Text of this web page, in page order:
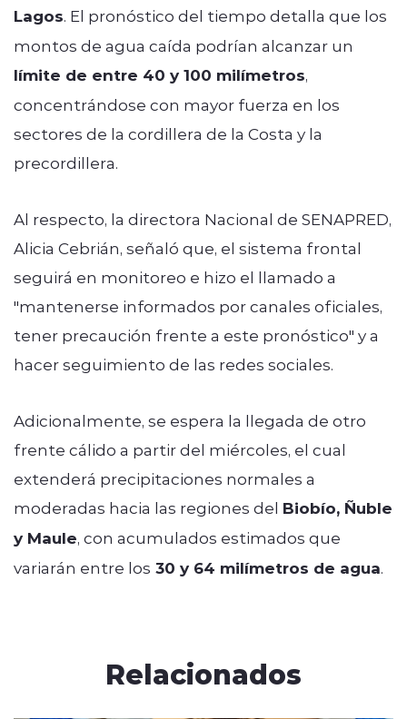
Lagos. El pronóstico del tiempo detalla que los
montos de agua caída podrían alcanzar un
límite de entre 40 y 100 milímetros,
concentrándose con mayor fuerza en los
sectores de la cordillera de la Costa y la
precordillera.
Al respecto, la directora Nacional de SENAPRED,
Alicia Cebrián, señaló que, el sistema frontal
seguirá en monitoreo e hizo el llamado a
"mantenerse informados por canales oficiales,
tener precaución frente a este pronóstico" y a
hacer seguimiento de las redes sociales.
Adicionalmente, se espera la llegada de otro
frente cálido a partir del miércoles, el cual
extenderá precipitaciones normales a
moderadas hacia las regiones del Biobío, Ñuble
y Maule, con acumulados estimados que
variarán entre los 30 y 64 milímetros de agua.
Relacionados